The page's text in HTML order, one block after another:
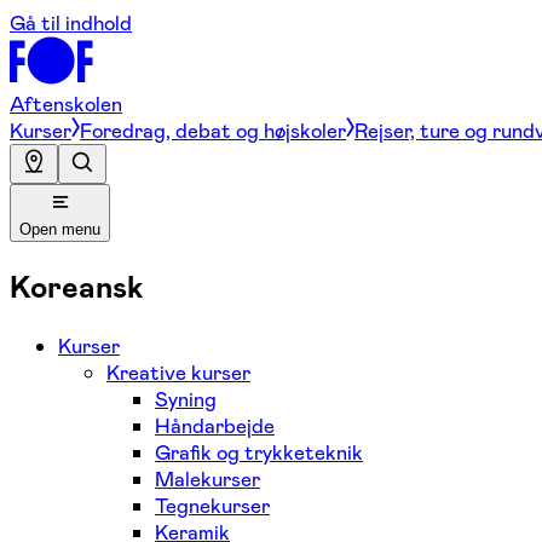
Gå til indhold
Aftenskolen
Kurser Foredrag, debat og højskoler Rejser, ture og
Open menu
Koreansk
Kurser
Kreative kurser
Syning
Håndarbejde
Grafik og trykketeknik
Malekurser
Tegnekurser
Keramik